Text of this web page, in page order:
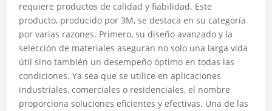
requiere productos de calidad y fiabilidad. Este
producto, producido por 3M, se destaca en su categoría
por varias razones. Primero, su diseño avanzado y la
selección de materiales aseguran no solo una larga vida
útil sino también un desempeño óptimo en todas las
condiciones. Ya sea que se utilice en aplicaciones
industriales, comerciales o residenciales, el nombre
proporciona soluciones eficientes y efectivas. Una de las